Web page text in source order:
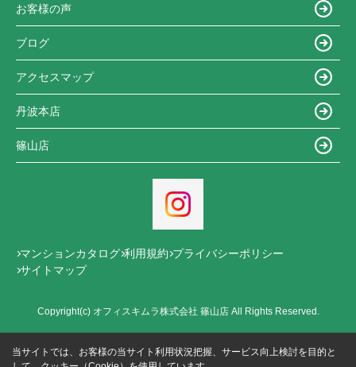
お客様の声
ブログ
アクセスマップ
丹波本店
篠山店
マンションカタログ 利用規約 プライバシーポリシー
サイトマップ
Copyright(c) オフィスキムラ株式会社 篠山店 All Rights Reserved.
当サイトでは、お客様の当サイト利用状況把握、サービス向上検討を目的と